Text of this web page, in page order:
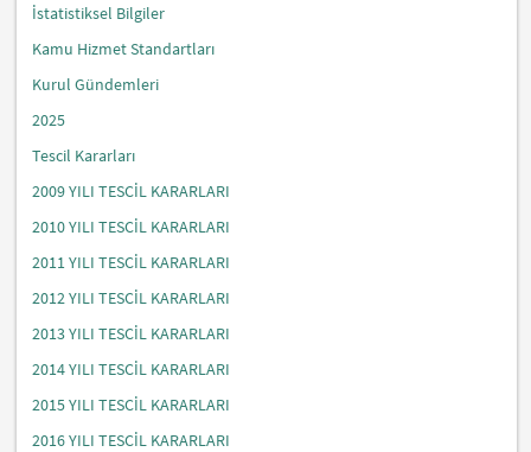
İstatistiksel Bilgiler
Kamu Hizmet Standartları
Kurul Gündemleri
2025
Tescil Kararları
2009 YILI TESCİL KARARLARI
2010 YILI TESCİL KARARLARI
2011 YILI TESCİL KARARLARI
2012 YILI TESCİL KARARLARI
2013 YILI TESCİL KARARLARI
2014 YILI TESCİL KARARLARI
2015 YILI TESCİL KARARLARI
2016 YILI TESCİL KARARLARI